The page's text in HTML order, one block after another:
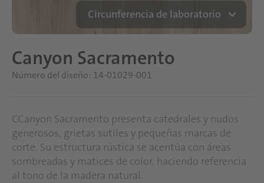
Circunferencia de laboratorio
Canyon Sacramento
Número del diseño: 14-01029-001
CCanyon Sacramento presenta catedrales y nudos
generosos, grietas sutiles y pequeñas marcas de
corte. Su estructura rústica se acentúa con áreas
sombreadas y matices de color, haciendo referencia
al tono de la madera natural.